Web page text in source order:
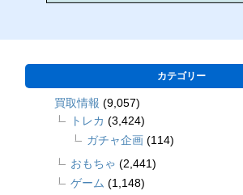
カテゴリー
買取情報 (9,057)
トレカ (3,424)
ガチャ企画 (114)
おもちゃ (2,441)
ゲーム (1,148)